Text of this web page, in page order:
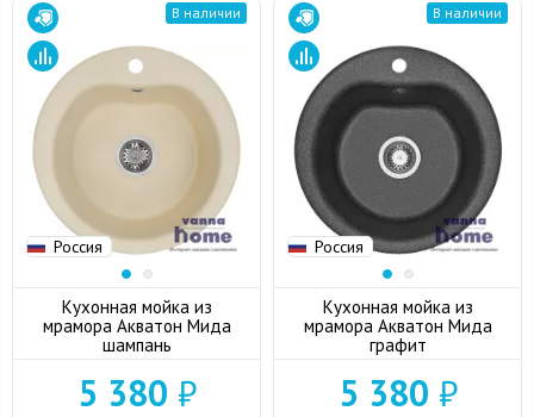
Россия
В наличии
Кухонная мойка из
мрамора Акватон Мида
шампань
5 380 ₽
Россия
В наличии
Кухонная мойка из
мрамора Акватон Мида
графит
5 380 ₽